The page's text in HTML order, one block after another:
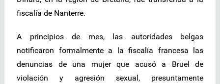
fiscalía de Nanterre.
A principios de mes, las autoridades belgas
notificaron formalmente a la fiscalía francesa las
denuncias de una mujer que acusó a Bruel de
violación y agresión sexual, presuntamente